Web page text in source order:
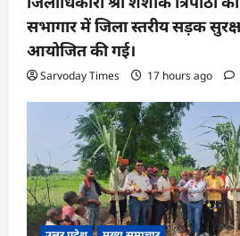
सभागार में जिला स्तरीय सड़क
आयोजित की गई।
Sarvoday Times 17 hours ago